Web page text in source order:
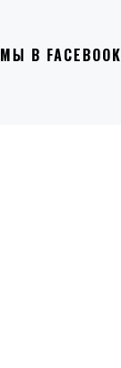
МЫ В FACEBOOK